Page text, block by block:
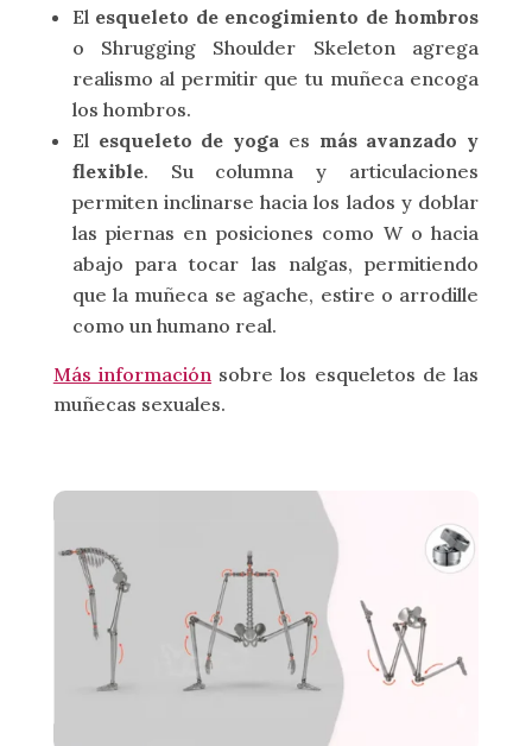
El esqueleto de encogimiento de hombros
o Shrugging Shoulder Skeleton agrega
realismo al permitir que tu muñeca encoga
los hombros.
El esqueleto de yoga es más avanzado y
flexible. Su columna y articulaciones
permiten inclinarse hacia los lados y doblar
las piernas en posiciones como W o hacia
abajo para tocar las nalgas, permitiendo
que la muñeca se agache, estire o arrodille
como un humano real.
Más información sobre los esqueletos de las
muñecas sexuales.